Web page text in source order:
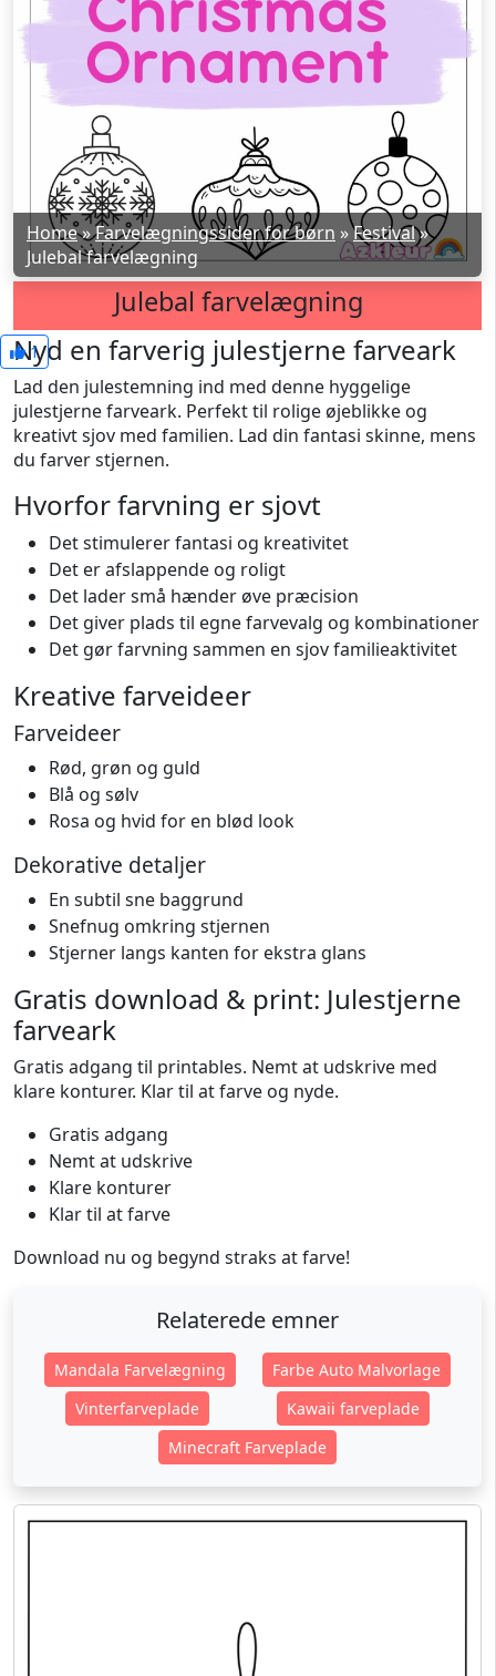
Home»Farvelægningssider for børn »Festival»
Julebal farvelægning
Julebal farvelægning
1
Nyd en farverig julestjerne farveark
Lad den julestemning ind med denne hyggelige
julestjerne farveark. Perfekt til rolige øjeblikke og
kreativt sjov med familien. Lad din fantasi skinne, mens
du farver stjernen.
Hvorfor farvning er sjovt
Det stimulerer fantasi og kreativitet
Det er afslappende og roligt
Det lader små hænder øve præcision
Det giver plads til egne farvevalg og kombinationer
Det gør farvning sammen en sjov familieaktivitet
Kreative farveideer
Farveideer
Rød, grøn og guld
Blå og sølv
Rosa og hvid for en blød look
Dekorative detaljer
En subtil sne baggrund
Snefnug omkring stjernen
Stjerner langs kanten for ekstra glans
Gratis download & print: Julestjerne
farveark
Gratis adgang til printables. Nemt at udskrive med
klare konturer. Klar til at farve og nyde.
Gratis adgang
Nemt at udskrive
Klare konturer
Klar til at farve
Download nu og begynd straks at farve!
Relaterede emner
Mandala Farvelægning
Farbe Auto Malvorlage
Vinterfarveplade
Kawaii farveplade
Minecraft Farveplade